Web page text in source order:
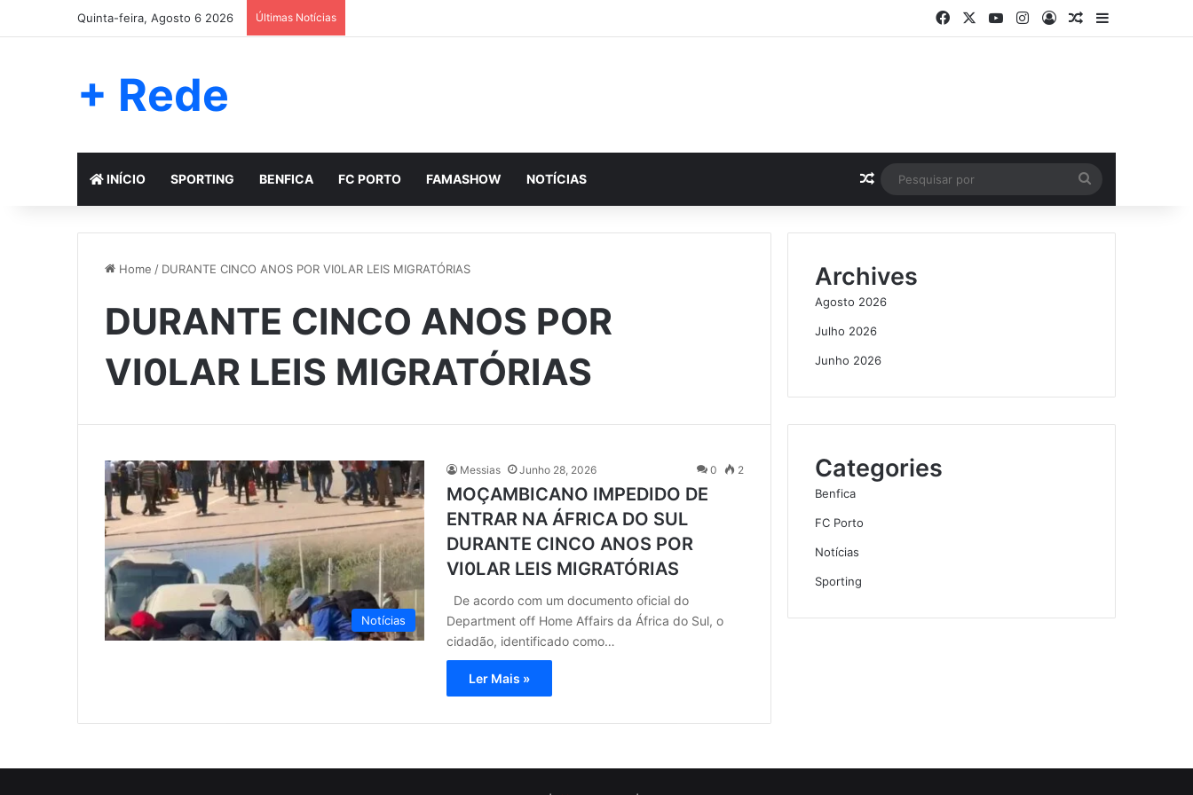
Quinta-feira, Agosto 6 2026 Últimas Notícias FacebookYouTubeInstagram
Log InArtigo Aleatório
Sidebar
+ Rede
INÍCIO SPORTING BENFICA FC PORTO FAMASHOW NOTÍCIAS Artigo Aleatório
por
Home / DURANTE CINCO ANOS POR VI0LAR LEIS MIGRATÓRIAS
DURANTE CINCO ANOS POR
VI0LAR LEIS MIGRATÓRIAS
Notícias
Messias Junho 28, 2026 0 2
MOÇAMBICANO IMPEDIDO DE
ENTRAR NA ÁFRICA DO SUL
DURANTE CINCO ANOS POR
VI0LAR LEIS MIGRATÓRIAS
De acordo com um documento oficial do
Department off Home Affairs da África do Sul, o
cidadão, identificado como…
Ler Mais »
Archives
Agosto 2026
Julho 2026
Junho 2026
Categories
Benfica
FC Porto
Notícias
Sporting